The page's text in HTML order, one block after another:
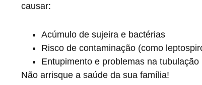
causar:
Acúmulo de sujeira e bactérias
Risco de contaminação (como
Entupimento e problemas na tubulação
Não arrisque a saúde da sua família!